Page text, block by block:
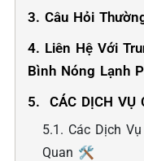
3. Câu Hỏi
4. Liên Hệ Với
Bình Nóng Lạnh
5. ️ CÁC DỊCH VỤ
5.1. Các Dịch
Quan 🛠️